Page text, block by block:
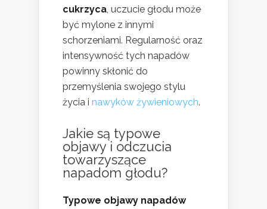
cukrzyca , uczucie głodu może
być mylone z innymi
schorzeniami. Regularność oraz
intensywność tych napadów
powinny skłonić do
przemyślenia swojego stylu
życia i nawyków żywieniowych.
Jakie są typowe
objawy i odczucia
towarzyszące
napadom głodu?
Typowe objawy napadów